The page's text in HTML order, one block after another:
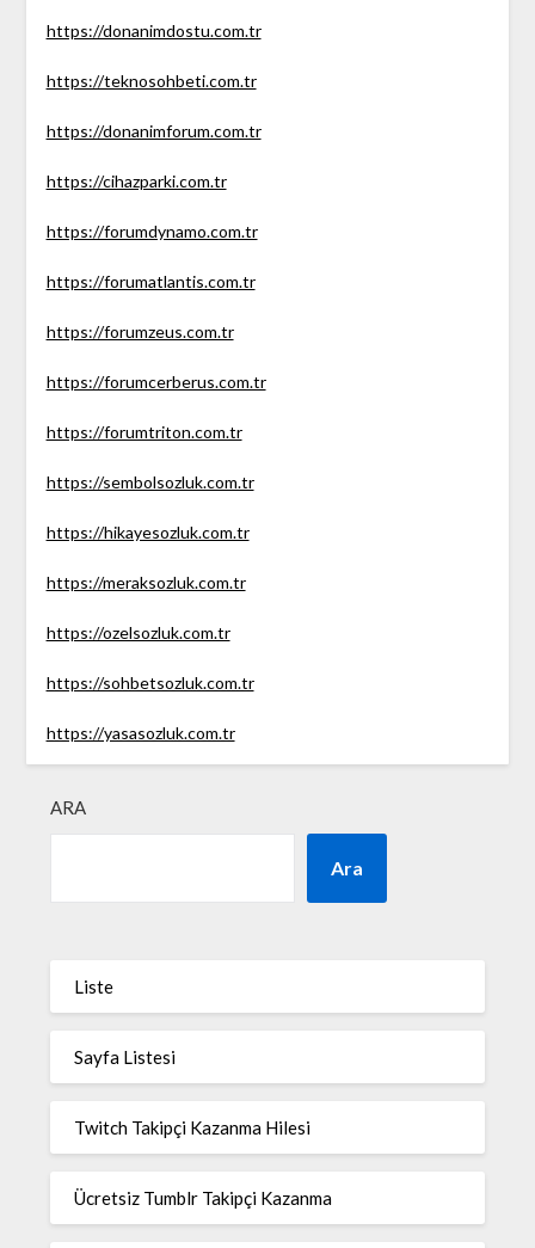
https://donanimdostu.com.tr
https://teknosohbeti.com.tr
https://donanimforum.com.tr
https://cihazparki.com.tr
https://forumdynamo.com.tr
https://forumatlantis.com.tr
https://forumzeus.com.tr
https://forumcerberus.com.tr
https://forumtriton.com.tr
https://sembolsozluk.com.tr
https://hikayesozluk.com.tr
https://meraksozluk.com.tr
https://ozelsozluk.com.tr
https://sohbetsozluk.com.tr
https://yasasozluk.com.tr
ARA
Ara
Liste
Sayfa Listesi
Twitch Takipçi Kazanma Hilesi
Ücretsiz Tumblr Takipçi Kazanma